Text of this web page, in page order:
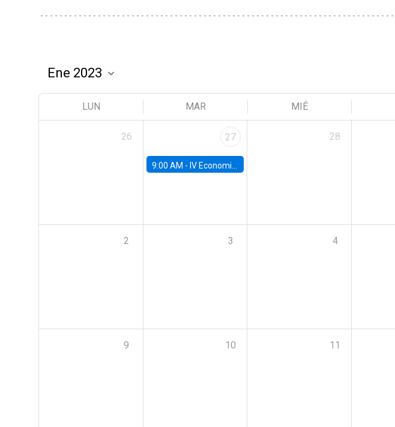
LUN MAR MIÉ
26 27
9:00 AM - IV Economics Alumni Workshop
28
2 3 4
9 10 11